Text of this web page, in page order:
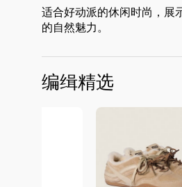
适合好动派的休闲时尚，展
的自然魅力。
编缉精选